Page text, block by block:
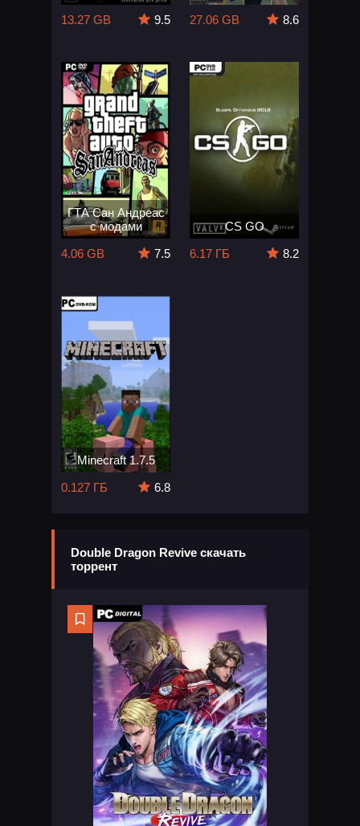
13.27 GB
9.5
27.06 GB
8.6
ГТА Сан Андреас
с модами
4.06 GB
7.5
CS GO
6.17 ГБ
8.2
Minecraft 1.7.5
0.127 ГБ
6.8
Double Dragon Revive скачать
торрент